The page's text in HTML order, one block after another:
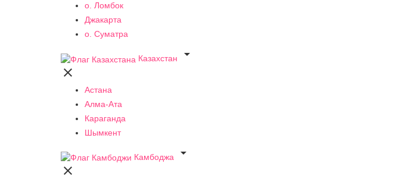
о. Ломбок
Джакарта
о. Суматра
Казахстан


Астана
Алма-Ата
Караганда
Шымкент
Камбоджа

